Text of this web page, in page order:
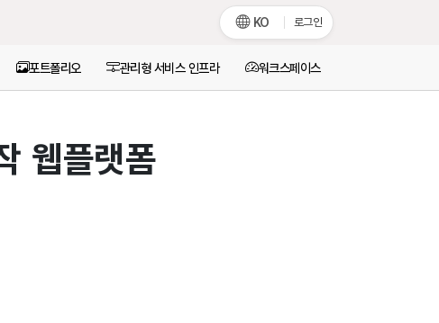
KO 로그인
포트폴리오 관리형 서비스 인프라 워크스페이스
웹플랫폼